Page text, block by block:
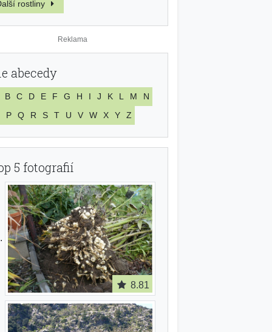
rostliny
abecedy
B C D E F G H I J K L M
N
P
Q R S T U V W X Y Z
5 fotografií
8.81